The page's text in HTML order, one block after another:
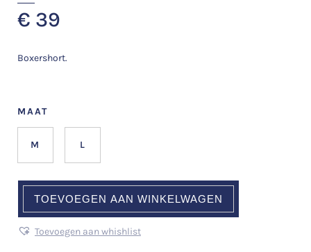
€ 39
Boxershort.
MAAT
M L
TOEVOEGEN AAN WINKELWAGEN
Toevoegen aan whishlist